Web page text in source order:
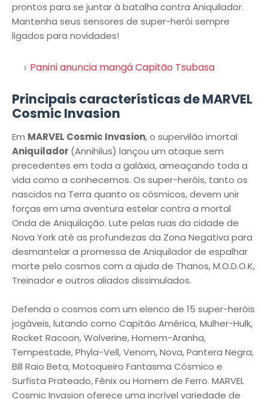
prontos para se juntar à batalha contra Aniquilador.
Mantenha seus sensores de super-herói sempre
ligados para novidades!
Panini anuncia mangá Capitão Tsubasa
Principais características de MARVEL
Cosmic Invasion
Em MARVEL Cosmic Invasion, o supervilão imortal
Aniquilador (Annihilus) lançou um ataque sem
precedentes em toda a galáxia, ameaçando toda a
vida como a conhecemos. Os super-heróis, tanto os
nascidos na Terra quanto os cósmicos, devem unir
forças em uma aventura estelar contra a mortal
Onda de Aniquilação. Lute pelas ruas da cidade de
Nova York até as profundezas da Zona Negativa para
desmantelar a promessa de Aniquilador de espalhar
morte pelo cosmos com a ajuda de Thanos, M.O.D.O.K,
Treinador e outros aliados dissimulados.
Defenda o cosmos com um elenco de 15 super-heróis
jogáveis, lutando como Capitão América, Mulher-Hulk,
Rocket Racoon, Wolverine, Homem-Aranha,
Tempestade, Phyla-Vell, Venom, Nova, Pantera Negra,
Bill Raio Beta, Motoqueiro Fantasma Cósmico e
Surfista Prateado, Fênix ou Homem de Ferro. MARVEL
Cosmic Invasion oferece uma incrível variedade de